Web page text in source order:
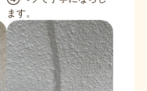
ます。